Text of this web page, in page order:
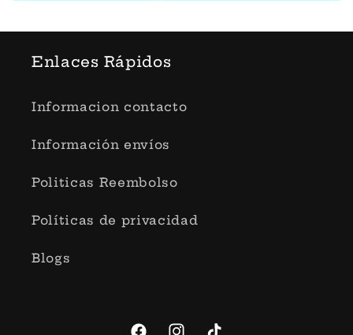
Enlaces Rápidos
Informacion contacto
Información envíos
Politicas Reembolso
Políticas de privacidad
Blogs